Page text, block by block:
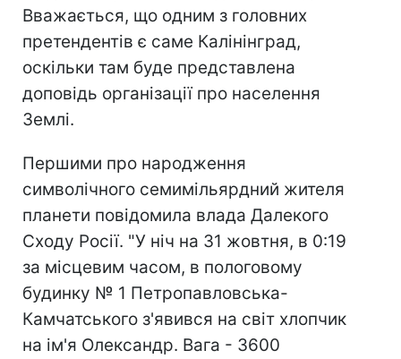
Вважається, що одним з головних
претендентів є саме Калінінград,
оскільки там буде представлена ​​
доповідь організації про населення
Землі.
Першими про народження
символічного семимільярдний жителя
планети повідомила влада Далекого
Сходу Росії. "У ніч на 31 жовтня, в 0:19
за місцевим часом, в пологовому
будинку № 1 Петропавловська-
Камчатського з'явився на світ хлопчик
на ім'я Олександр. Вага - 3600